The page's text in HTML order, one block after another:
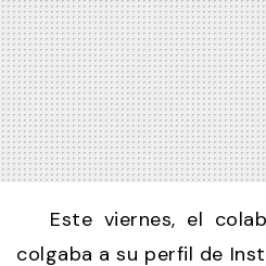
Este viernes, el
colgaba a su perfil de